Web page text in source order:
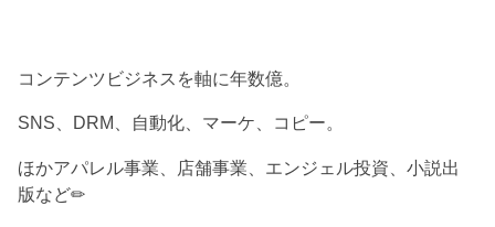
コンテンツビジネスを軸に年数億。
SNS、DRM、自動化、マーケ、コピー。
ほかアパレル事業、店舗事業、エンジェル投資、小説出
版など✏︎